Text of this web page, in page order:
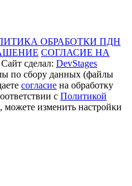
ОБРАБОТКИ ПДН
СОГЛАСИЕ НА
Сайт сделал: DevStages
по сбору данных (файлы
согласие на обработку
с Политикой
можете изменить настройки